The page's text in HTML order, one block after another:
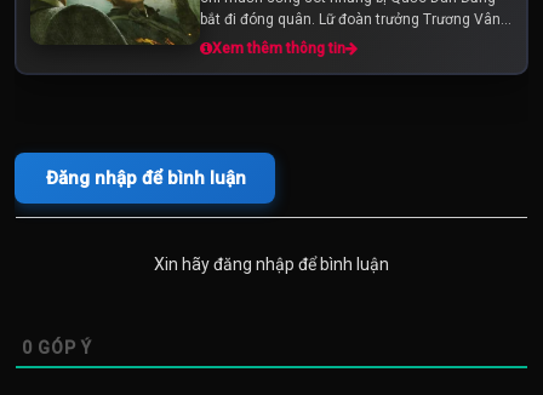
bắt đi đóng quân. Lữ đoàn trưởng Trương Vân
Khôi một lòng báo quốc nhưng vì sự chỉ huy
Xem thêm thông tin
Đăng nhập để bình luận
Xin hãy đăng nhập để bình luận
0 GÓP Ý